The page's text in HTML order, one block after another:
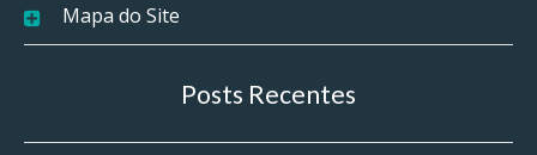
Mapa do Site
Posts Recentes